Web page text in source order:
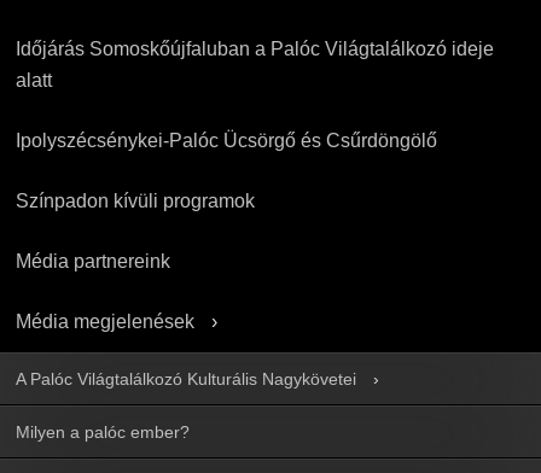
Időjárás Somoskőújfaluban a Palóc Világtalálkozó ideje
alatt
Ipolyszécsénykei-Palóc Ücsörgő és Csűrdöngölő
Színpadon kívüli programok
Média partnereink
Média megjelenések
A Palóc Világtalálkozó Kulturális Nagykövetei
Milyen a palóc ember?